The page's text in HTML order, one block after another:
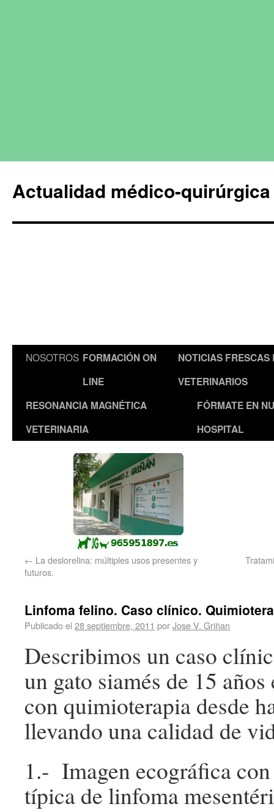
Actualidad médico-
NOSOTROS FORMACIÓN ON
LINE
NOTICIAS FRESCAS
VETERINARIOS
RESONANCIA MAGNÉTICA
VETERINARIA
FÓRMATE EN
HOSPITAL
← La deslorelina: múltiples usos presentes y
futuros.
Linfoma felino. Caso clínico.
Publicado el 28 septiembre, 2011 porJose V. Griñan
Describimos un caso
un gato siamés de 15
con quimioterapia desde
llevando una calidad de
1.- Imagen ecográfica
típica de linfoma